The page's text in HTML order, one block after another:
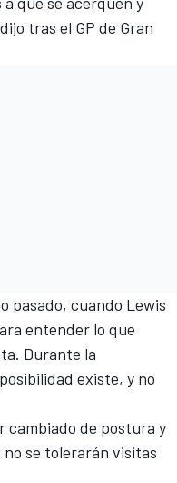
tras el GP de Gran
pasado, cuando Lewis
entender lo que
Durante la
existe, y no
cambiado de postura y
se tolerarán visitas